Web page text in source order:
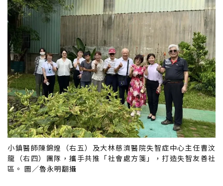
小鎮醫師陳錦煌（右五）及大林慈濟醫院失智症中心主任曹汶
龍（右四）團隊，攜手共推「社會處方箋」，打造失智友善社
區。 圖／魯永明翻攝